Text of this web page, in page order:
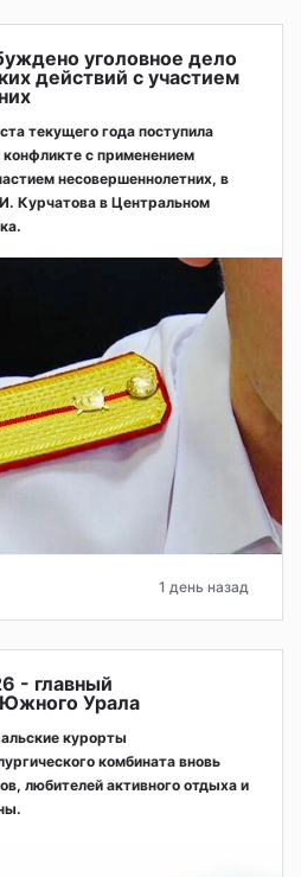
уголовное дело
действий с участием
текущего года поступила
с применением
несовершеннолетних, в
Курчатова в Центральном
1 день назад
- главный
Урала
курорты
комбината вновь
любителей активного отдыха и